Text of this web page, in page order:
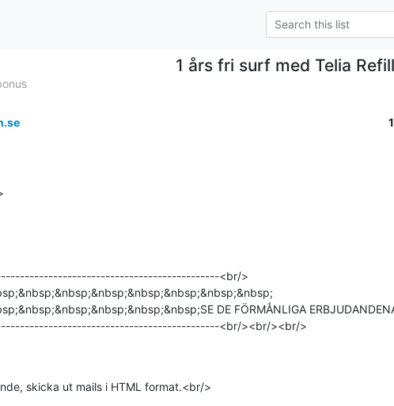
1 års fri surf med Telia Refill
<br/>
DE FÖRMÅNLIGA
<br/><br/><br/>
skicka ut mails i HTML format.<br/>